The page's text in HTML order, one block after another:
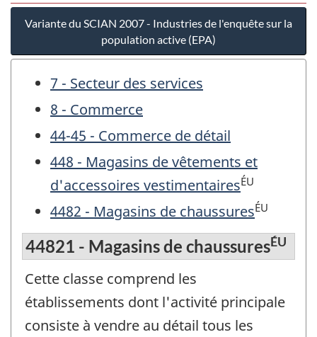
Variante du SCIAN 2007 - Industries de l'enquête sur la
population active (EPA)
7 - Secteur des services
8 - Commerce
44-45 - Commerce de détail
448 - Magasins de vêtements et
d'accessoires vestimentairesÉU
4482 - Magasins de chaussuresÉU
44821 - Magasins de chaussuresÉU
Cette classe comprend les
établissements dont l'activité principale
consiste à vendre au détail tous les